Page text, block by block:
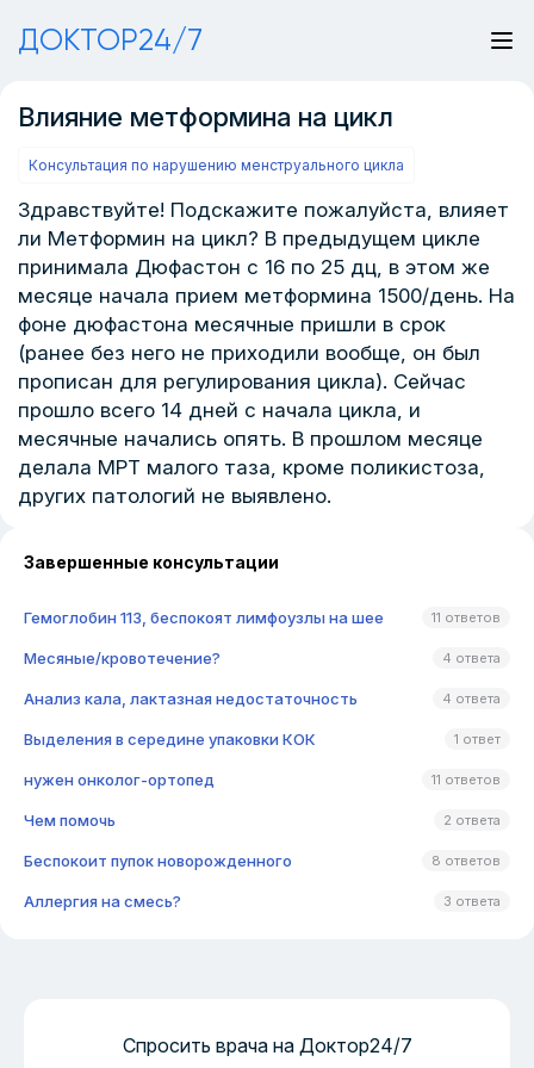
ДОКТОР24/7
Влияние метформина на цикл
Консультация по нарушению менструального цикла
Здравствуйте! Подскажите пожалуйста, влияет
ли Метформин на цикл? В предыдущем цикле
принимала Дюфастон с 16 по 25 дц, в этом же
месяце начала прием метформина 1500/день. На
фоне дюфастона месячные пришли в срок
(ранее без него не приходили вообще, он был
прописан для регулирования цикла). Сейчас
прошло всего 14 дней с начала цикла, и
месячные начались опять. В прошлом месяце
делала МРТ малого таза, кроме поликистоза,
других патологий не выявлено.
Завершенные консультации
Гемоглобин 113, беспокоят лимфоузлы на шее 11 ответов
Месяные/кровотечение? 4 ответа
Анализ кала, лактазная недостаточность 4 ответа
Выделения в середине упаковки КОК 1 ответ
нужен онколог-ортопед 11 ответов
Чем помочь 2 ответа
Беспокоит пупок новорожденного 8 ответов
Аллергия на смесь? 3 ответа
Спросить врача на Доктор24/7